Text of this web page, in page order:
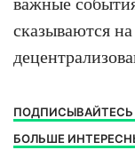
сказываются
ПОДПИСЫВАЙТЕСЬ
БОЛЬШЕ